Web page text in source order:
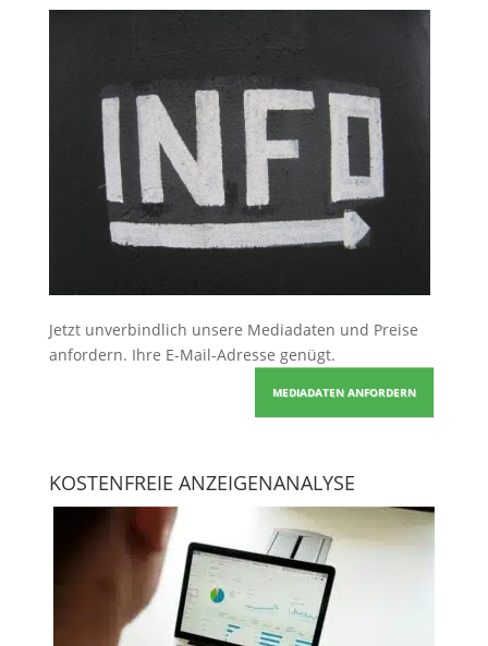
Jetzt unverbindlich unsere Mediadaten und Preise
anfordern. Ihre E-Mail-Adresse genügt.
MEDIADATEN ANFORDERN
KOSTENFREIE ANZEIGENANALYSE